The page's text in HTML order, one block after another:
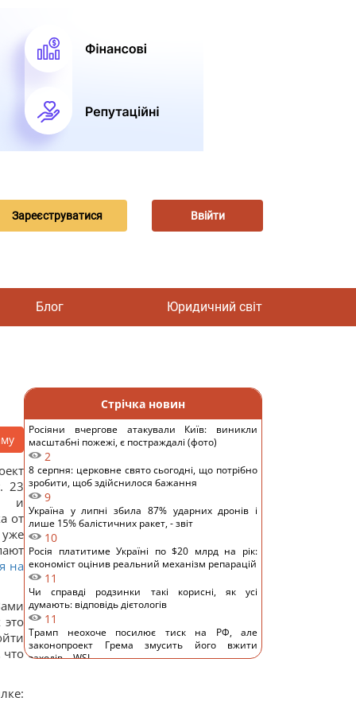
Зареєструватися Ввійти
Блог Юридичний світ
23
и
от
на
что
Стрічка новин
Росіяни вчергове атакували Київ: виникли
масштабні пожежі, є постраждалі (фото)
2
8 серпня: церковне свято сьогодні, що потрібно
зробити, щоб здійснилося бажання
9
Україна у липні збила 87% ударних дронів і
лише 15% балістичних ракет, - звіт
10
Росія платитиме Україні по $20 млрд на рік:
економіст оцінив реальний механізм репарацій
11
Чи справді родзинки такі корисні, як усі
думають: відповідь дієтологів
11
Трамп неохоче посилює тиск на РФ, але
законопроект Грема змусить його вжити
заходів, - WSJ